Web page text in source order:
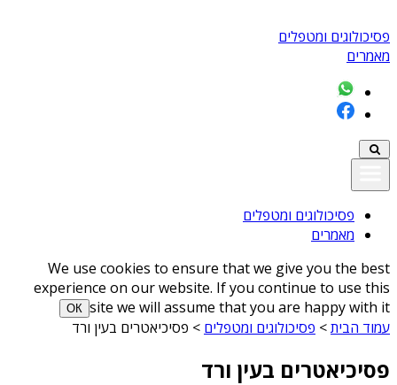
פסיכולוגים ומטפלים
מאמרים
פסיכולוגים ומטפלים
מאמרים
We use cookies to ensure that we give you the best
experience on our website. If you continue to use this
site we will assume that you are happy with it
ОК
עמוד הבית> פסיכולוגים ומטפלים > פסיכיאטרים בעין ורד
פסיכיאטרים בעין ורד